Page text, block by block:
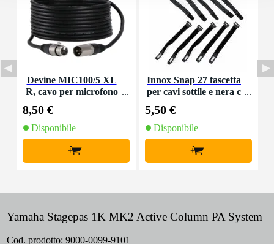
Devine MIC100/5 XL
R, cavo per microfono
8,50 €
Disponibile
+
Innox Snap 27 fascetta
per cavi sottile e nera c
(10 pezzi)
5,50 €
Disponibile
+
Yamaha Stagepas 1K MK2 Active Column PA System
Cod. prodotto: 9000-0099-9101